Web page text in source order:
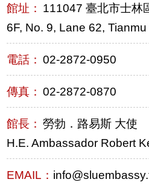
館址： 111047 臺北市士林
6F, No. 9, Lane 62,
電話： 02-2872-0950
傳真： 02-2872-0870
館長： 勞勃．路易斯 大使
H.E. Ambassador Robert
EMAIL：